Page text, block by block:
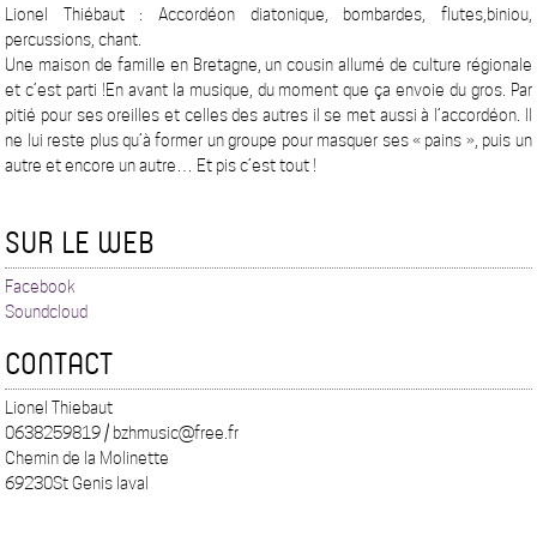
Lionel Thiébaut : Accordéon diatonique, bombardes, flutes,biniou,
percussions, chant.
Une maison de famille en Bretagne, un cousin allumé de culture régionale
et c’est parti !En avant la musique, du moment que ça envoie du gros. Par
pitié pour ses oreilles et celles des autres il se met aussi à l’accordéon. Il
ne lui reste plus qu’à former un groupe pour masquer ses « pains », puis un
autre et encore un autre… Et pis c’est tout !
SUR LE WEB
Facebook
Soundcloud
CONTACT
Lionel Thiebaut
0638259819 / bzhmusic@free.fr
Chemin de la Molinette
69230St Genis laval